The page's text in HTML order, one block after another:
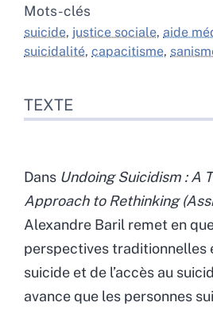
Citer cet article
Auteur
Mots-clés
suicide, justice sociale, aide
suicidalité, capacitisme,
TEXTE
Dans Undoing Suicidism : A
Approach to Rethinking
Alexandre Baril remet en
perspectives traditionnelles
suicide et de l’accès au
avance que les personnes